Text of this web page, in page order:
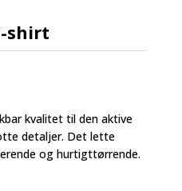
shirt
kvalitet til den aktive
detaljer. Det lette
og hurtigttørrende.